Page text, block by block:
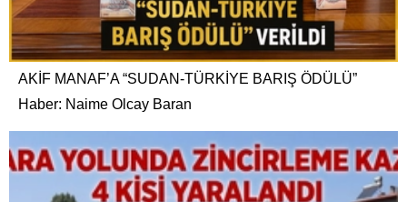
AKİF MANAF’A “SUDAN-TÜRKİYE BARIŞ ÖDÜLÜ”
Haber: Naime Olcay Baran